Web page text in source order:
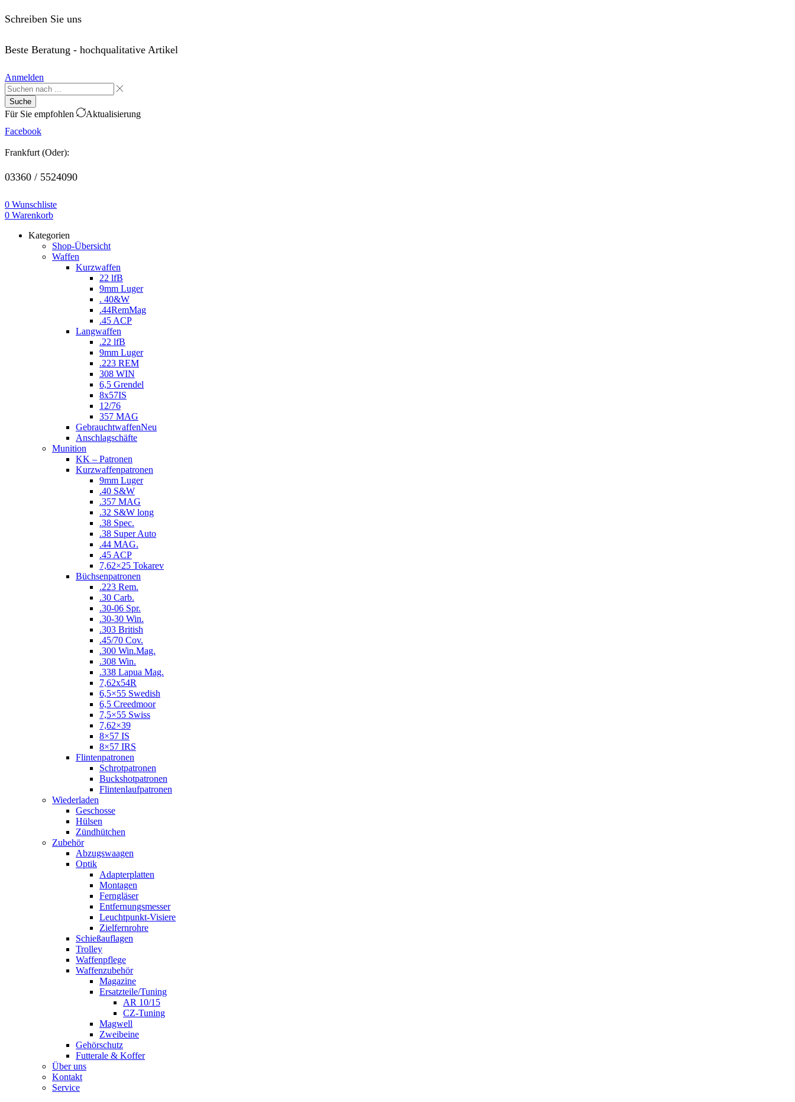
Schreiben Sie uns
Beste Beratung - hochqualitative Artikel
Anmelden
Suche
Für Sie empfohlen
Aktualisierung
Facebook
Frankfurt (Oder):
03360 / 5524090
0 Wunschliste
0 Warenkorb
Kategorien
Shop-Übersicht
Waffen
Kurzwaffen
22 lfB
9mm Luger
. 40&W
.44RemMag
.45 ACP
Langwaffen
.22 lfB
9mm Luger
.223 REM
308 WIN
6,5 Grendel
8x57IS
12/76
357 MAG
GebrauchtwaffenNeu
Anschlagschäfte
Munition
KK – Patronen
Kurzwaffenpatronen
9mm Luger
.40 S&W
.357 MAG
.32 S&W long
.38 Spec.
.38 Super Auto
.44 MAG.
.45 ACP
7,62×25 Tokarev
Büchsenpatronen
.223 Rem.
.30 Carb.
.30-06 Spr.
.30-30 Win.
.303 British
.45/70 Cov.
.300 Win.Mag.
.308 Win.
.338 Lapua Mag.
7,62x54R
6,5×55 Swedish
6,5 Creedmoor
7,5×55 Swiss
7,62×39
8×57 IS
8×57 IRS
Flintenpatronen
Schrotpatronen
Buckshotpatronen
Flintenlaufpatronen
Wiederladen
Geschosse
Hülsen
Zündhütchen
Zubehör
Abzugswaagen
Optik
Adapterplatten
Montagen
Ferngläser
Entfernungsmesser
Leuchtpunkt-Visiere
Zielfernrohre
Schießauflagen
Trolley
Waffenpflege
Waffenzubehör
Magazine
Ersatzteile/Tuning
AR 10/15
CZ-Tuning
Magwell
Zweibeine
Gehörschutz
Futterale & Koffer
Über uns
Kontakt
Service